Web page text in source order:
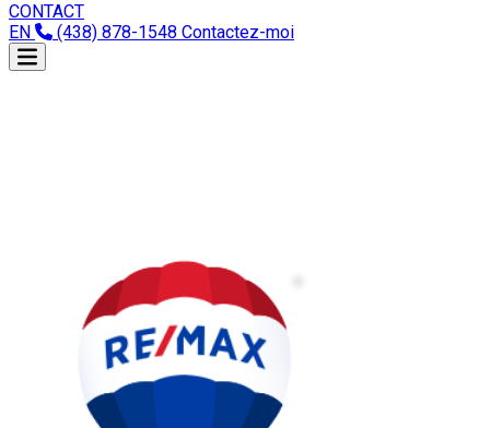
CONTACT
EN
(438) 878-1548 Contactez-moi